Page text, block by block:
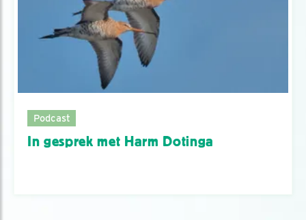
Podcast
In gesprek met Harm Dotinga